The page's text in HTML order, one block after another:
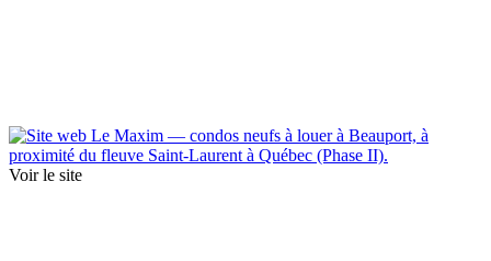
Voir le site